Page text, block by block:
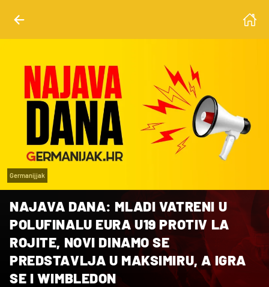
Germanijjak
NAJAVA DANA: MLADI VATRENI U
POLUFINALU EURA U19 PROTIV LA
ROJITE, NOVI DINAMO SE
PREDSTAVLJA U MAKSIMIRU, A IGRA
SE I WIMBLEDON